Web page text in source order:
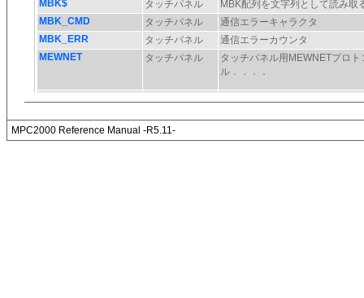
MPC2000 Reference Manual -R5.11-